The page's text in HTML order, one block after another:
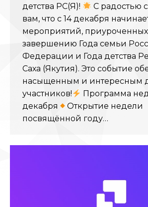
детства РС(Я)!
С радостью
вам, что с 14 декабря
мероприятий,
завершению Года семьи
Федерации и Года детства
Саха (Якутия). Это событие
насыщенным и интересным
участников!
Программа
декабря
Открытие недели
посвящённой году…